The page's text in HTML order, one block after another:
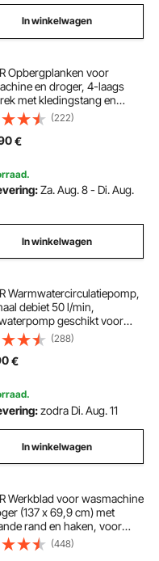
In winkelwagen
Opbergplanken voor
en droger, 4-laags
met kledingstang en
tweelaags verstelbare
voor wasmachines, voor
en organisatie, zwart
(222)
€
Za. Aug. 8 - Di. Aug.
In winkelwagen
Warmwatercirculatiepomp,
debiet 50 l/min,
geschikt voor
maximale
6 m, temperatuur 2-
3-instelbare snelheden
(288)
€
zodra Di. Aug. 11
In winkelwagen
Werkblad voor wasmachine
(137 x 69,9 cm) met
rand en haken, voor
en opbergruimte in
voorraadkast of
(448)